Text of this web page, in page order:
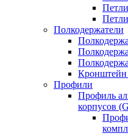
Полкодержатели
Кронштейн
Профили
Профиль
корпусов